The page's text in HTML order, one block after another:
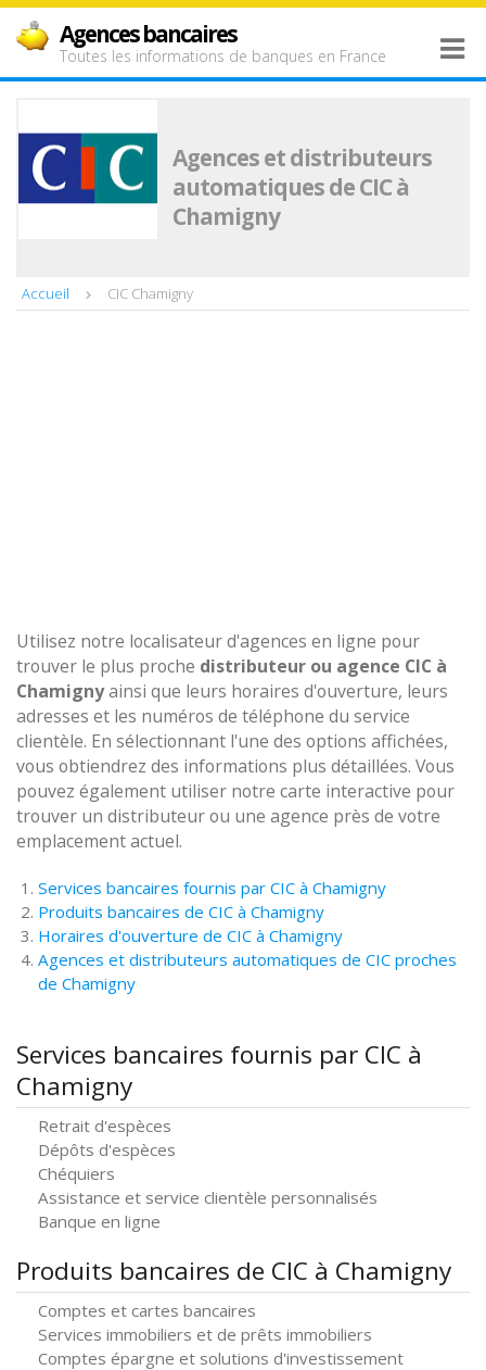
Agences bancaires
Toutes les informations de banques en France
Agences et distributeurs
automatiques de CIC à
Chamigny
Accueil CIC Chamigny
Utilisez notre localisateur d'agences en ligne pour
trouver le plus proche distributeur ou agence CIC à
Chamignyainsi que leurs horaires d'ouverture, leurs
adresses et les numéros de téléphone du service
clientèle. En sélectionnant l'une des options affichées,
vous obtiendrez des informations plus détaillées. Vous
pouvez également utiliser notre carte interactive pour
trouver un distributeur ou une agence près de votre
emplacement actuel.
Services bancaires fournis par CIC à Chamigny
Produits bancaires de CIC à Chamigny
Horaires d'ouverture de CIC à Chamigny
Agences et distributeurs automatiques de CIC proches
de Chamigny
Services bancaires fournis par CIC à
Chamigny
Retrait d'espèces
Dépôts d'espèces
Chéquiers
Assistance et service clientèle personnalisés
Banque en ligne
Produits bancaires de CIC à Chamigny
Comptes et cartes bancaires
Services immobiliers et de prêts immobiliers
Comptes épargne et solutions d'investissement